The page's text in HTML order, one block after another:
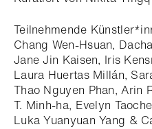
Teilnehmende
Chang Wen-Hsuan,
Jane Jin Kaisen, Iris
Laura Huertas Millán,
Thao Nguyen Phan, Arin
T. Minh-ha, Evelyn
Luka Yuanyuan Yang &